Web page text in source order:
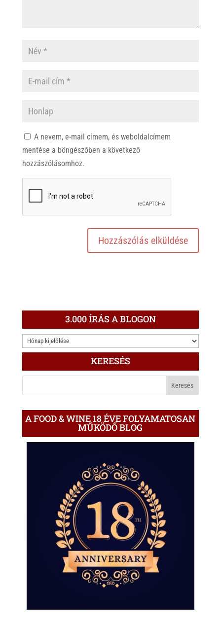
A nevem, e-mail címem, és weboldalcímem
mentése a böngészőben a következő
hozzászólásomhoz.
3.000 ÍRÁS A BLOGON
3.000
ÍRÁS
KERESÉS
A FOOD & WINE 18 ÉVE FOLYAMATOSAN
MŰKÖDŐ BLOG